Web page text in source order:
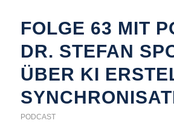
FOLGE 63 MIT
DR. STEFAN
ÜBER KI
PODCAST